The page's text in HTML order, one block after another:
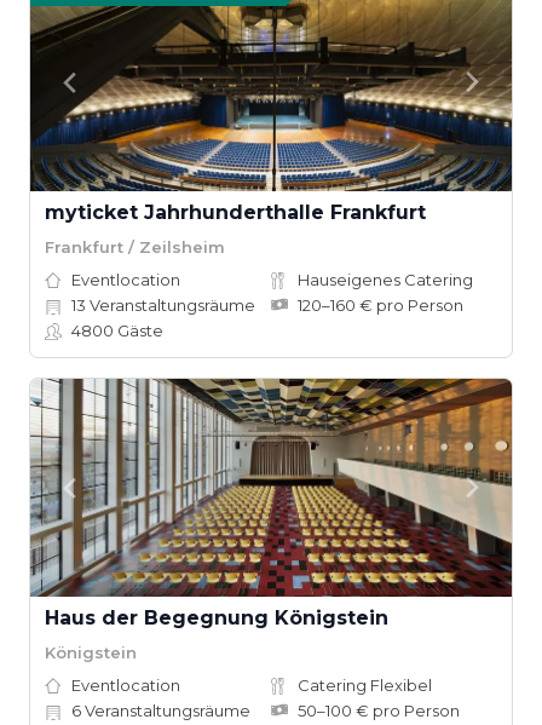
myticket Jahrhunderthalle Frankfurt
Frankfurt / Zeilsheim
Eventlocation
Hauseigenes Catering
13 Veranstaltungsräume
120–160 € pro Person
4800 Gäste
Haus der Begegnung Königstein
Königstein
Eventlocation
Catering Flexibel
6Veranstaltungsräume
50–100 € pro Person